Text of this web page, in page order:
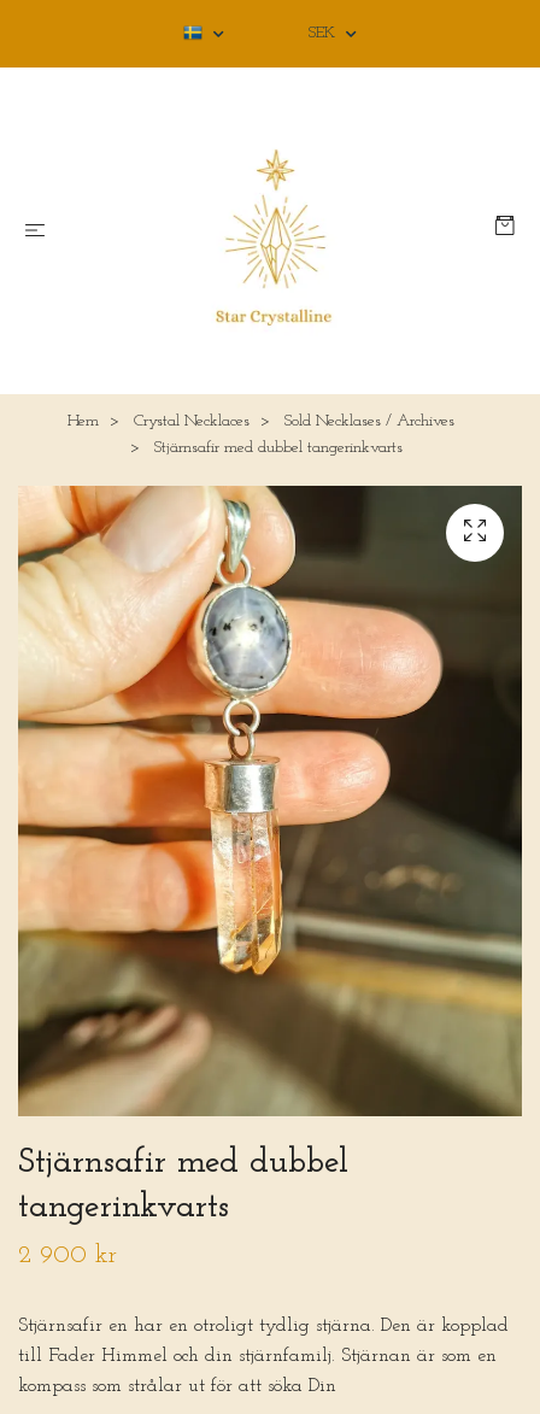
SEK
Hem Crystal Necklaces
Sold Necklases / Archives
Stjärnsafir med dubbel tangerinkvarts
Stjärnsafir med dubbel
tangerinkvarts
2 900 kr
Stjärnsafir en har en otroligt tydlig stjärna. Den är kopplad
till Fader Himmel och din stjärnfamilj. Stjärnan är som en
kompass som strålar ut för att söka Din